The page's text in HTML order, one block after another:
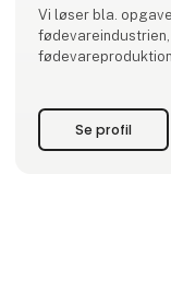
Vi løser bla.
mellem de
er det en
Se profil